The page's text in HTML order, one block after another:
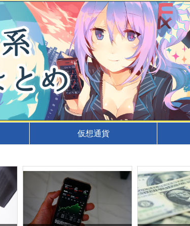
仮想通貨